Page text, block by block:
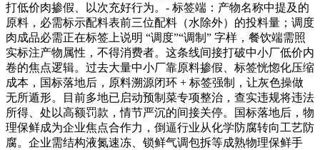
打低价肉掺假、以次充好行为。- 标签端：产物名称中提及的
原料，必需标示配料表前三位配料（水除外）的投料量；调度
肉成品必需正在标签上说明 “调度”“调制” 字样，餐饮端需照
实标注产物属性，不得消费者。这条线间接打破中小厂低价内
卷的焦点逻辑。过去大量中小厂靠原料掺假、标签恍惚化压缩
成本，国标落地后，原料溯源闭环 + 标签强制，让灰色操做
无所遁形。目前多地已启动预制菜专项整治，查实违规将违法
所得、处以高额罚款，情节严沉的间接关停。国标落地后，物
理保鲜成为企业焦点合作力，倒逼行业从化学防腐转向工艺防
腐。企业需结构液氮速冻、锁鲜气调包拆等成熟物理保鲜手